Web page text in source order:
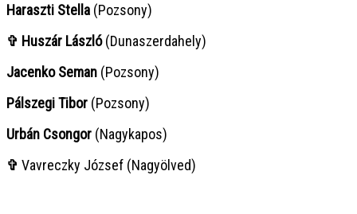
Haraszti Stella (Pozsony)
✞ Huszár László(Dunaszerdahely)
Jacenko Seman (Pozsony)
Pálszegi Tibor (Pozsony)
Urbán Csongor (Nagykapos)
✞ Vavreczky József (Nagyölved)